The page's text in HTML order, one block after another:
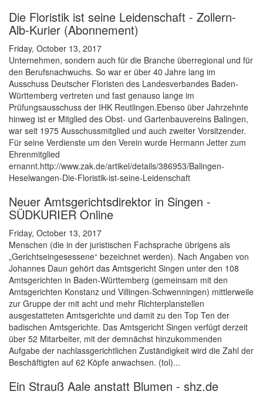
Die Floristik ist seine Leidenschaft - Zollern-
Alb-Kurier (Abonnement)
Friday, October 13, 2017
Unternehmen, sondern auch für die Branche überregional und für
den Berufsnachwuchs. So war er über 40 Jahre lang im
Ausschuss Deutscher Floristen des Landesverbandes Baden-
Württemberg vertreten und fast genauso lange im
Prüfungsausschuss der IHK Reutlingen.Ebenso über Jahrzehnte
hinweg ist er Mitglied des Obst- und Gartenbauvereins Balingen,
war seit 1975 Ausschussmitglied und auch zweiter Vorsitzender.
Für seine Verdienste um den Verein wurde Hermann Jetter zum
Ehrenmitglied
ernannt.http://www.zak.de/artikel/details/386953/Balingen-
Heselwangen-Die-Floristik-ist-seine-Leidenschaft
Neuer Amtsgerichtsdirektor in Singen -
SÜDKURIER Online
Friday, October 13, 2017
Menschen (die in der juristischen Fachsprache übrigens als
„Gerichtseingesessene“ bezeichnet werden). Nach Angaben von
Johannes Daun gehört das Amtsgericht Singen unter den 108
Amtsgerichten in Baden-Württemberg (gemeinsam mit den
Amtsgerichten Konstanz und Villingen-Schwenningen) mittlerweile
zur Gruppe der mit acht und mehr Richterplanstellen
ausgestatteten Amtsgerichte und damit zu den Top Ten der
badischen Amtsgerichte. Das Amtsgericht Singen verfügt derzeit
über 52 Mitarbeiter, mit der demnächst hinzukommenden
Aufgabe der nachlassgerichtlichen Zuständigkeit wird die Zahl der
Beschäftigten auf 62 Köpfe anwachsen. (tol)...
Ein Strauß Aale anstatt Blumen - shz.de